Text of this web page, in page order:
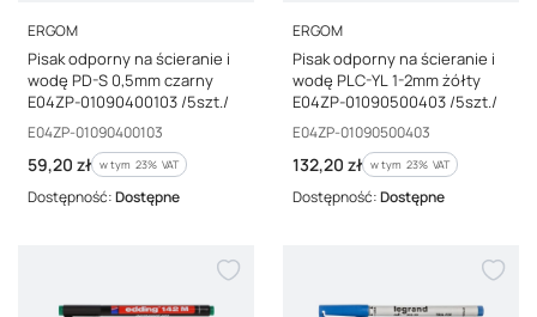
PRODUCENT
ERGOM
Pisak odporny na ścieranie i
wodę PD-S 0,5mm czarny
E04ZP-01090400103 /5szt./
Kod producenta
E04ZP-01090400103
Cena brutto
59,20 zł w tym %s VAT
w tym 23% VAT
Dostępność:Dostępne
PRODUCENT
ERGOM
Pisak odporny na ścieranie i
wodę PLC-YL 1-2mm żółty
E04ZP-01090500403 /5szt./
Kod producenta
E04ZP-01090500403
Cena brutto
132,20 zł w tym %s VAT
w tym 23% VAT
Dostępność:Dostępne